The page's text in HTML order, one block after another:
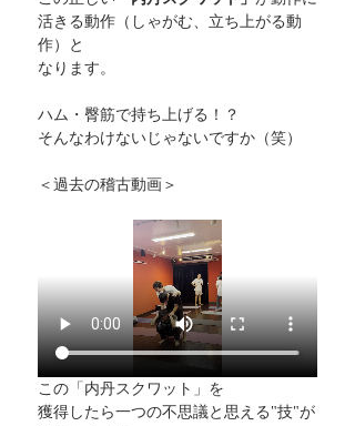
活きる動作（しゃがむ、立ち上がる動
作）と
なります。
ハム・臀筋で持ち上げる！？
そんなわけないじゃないですか（笑）
＜過去の稽古動画＞
この「内丹スクワット」を
獲得したら一つの不思議と思える"技"が